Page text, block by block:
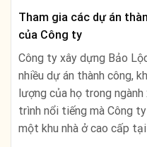
Tham gia các dự án
của Công ty
Công ty xây dựng Bảo
nhiều dự án thành công,
lượng của họ trong
trình nổi tiếng mà Công
một khu nhà ở cao cấp